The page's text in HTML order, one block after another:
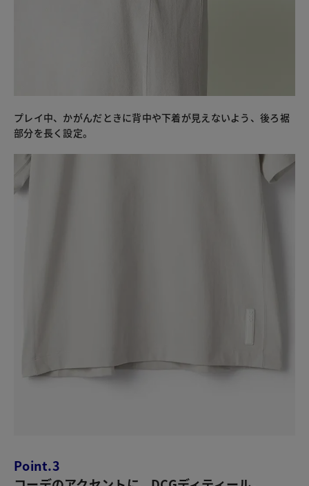
プレイ中、かがんだときに背中や下着が見えないよう、後ろ裾
部分を長く設定。
Point.3